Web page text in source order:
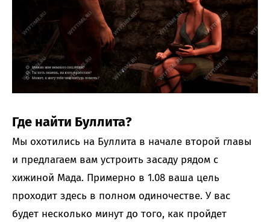
Где найти Буллита?
Мы охотились на Буллита в начале второй главы
и предлагаем вам устроить засаду рядом с
хижиной Мада. Примерно в 1.08 ваша цель
проходит здесь в полном одиночестве. У вас
будет несколько минут до того, как пройдет